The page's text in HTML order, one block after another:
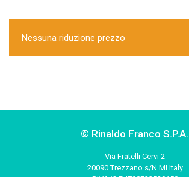
Nessuna riduzione prezzo
© Rinaldo Franco S.P.A.
Via Fratelli Cervi 2
20090 Trezzano s/N MI Italy